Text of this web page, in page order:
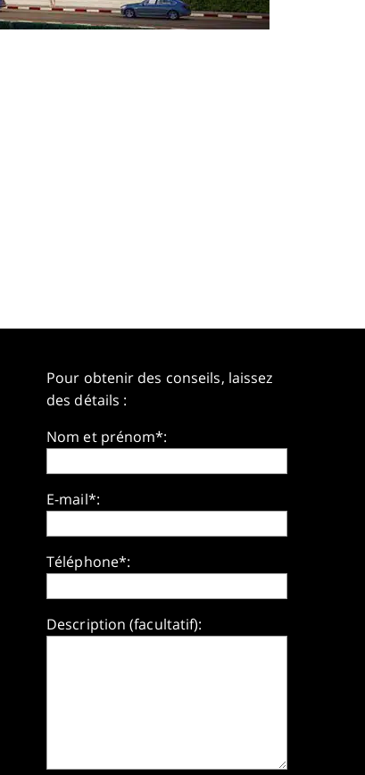
Pour obtenir des conseils, laissez
des détails :
Nom et prénom*:
E-mail*:
Téléphone*:
Description (facultatif):